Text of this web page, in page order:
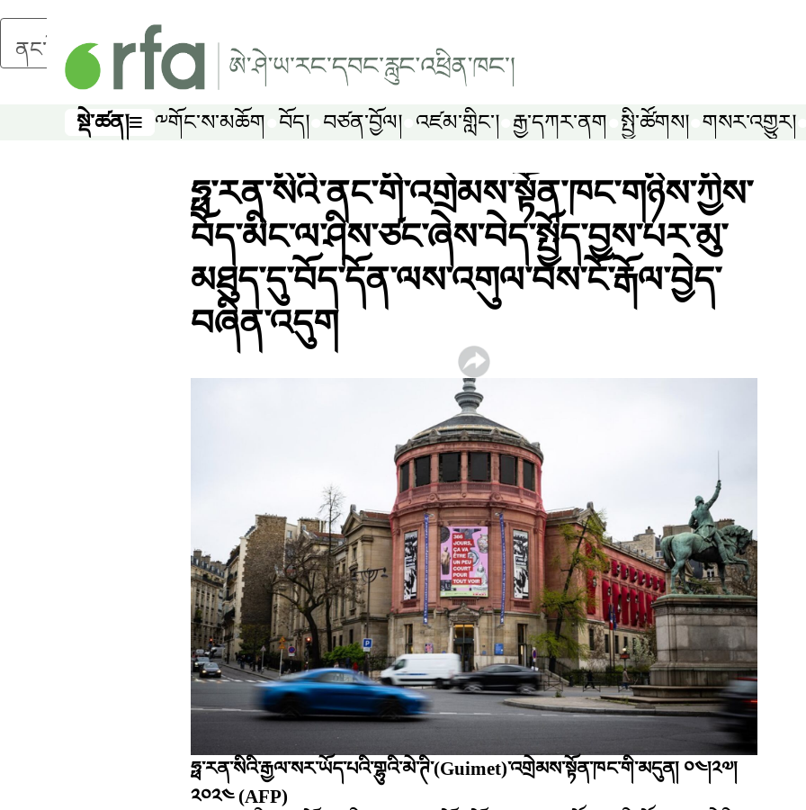
ནང་དོན་གཙོ་བོར་མཆོང་།
སྡེ་ཚན།
སྡེ་ཚན། ༸གོང་ས་མཆོག བོད། བཙན་བྱོལ། འཛམ་གླིང༌། རྒྱ་དཀར་ནག སྤྱི་ཚོགས། གསར་འགྱུར།
ཧྥ་རན་སིའི་ནང་གི་འགྲེམས་སྟོན་ཁང་གཉིས་ཀྱིས་
བོད་མིང་ལ་ཤིས་ཙང་ཞེས་བེད་སྤྱོད་བྱས་པར་མུ་
མཐུད་དུ་བོད་དོན་ལས་འགུལ་བས་ངོ་རྒོལ་བྱེད་
བཞིན་འདུག
ཧྥ་རན་སིའི་རྒྱལ་སར་ཡོད་པའི་གྷུའི་མེ་ཊི་(Guimet)་འགྲེམས་སྟོན་ཁང་གི་མདུན། ༠༤།༢༧།
༢༠༢༤ (AFP)